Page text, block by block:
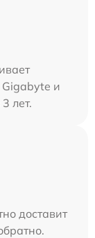
Gigabyte и
лет.
доставит